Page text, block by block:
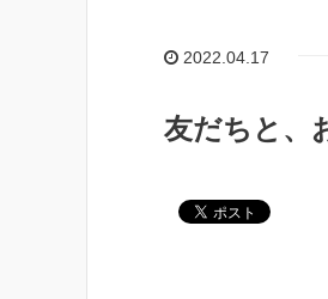
2022.04.17
友だちと、